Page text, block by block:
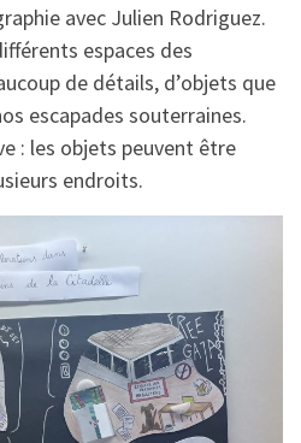
avec Julien Rodriguez.
espaces des
de détails, d’objets que
escapades souterraines.
: les objets peuvent être
endroits.